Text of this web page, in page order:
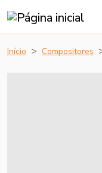
Início Compositores